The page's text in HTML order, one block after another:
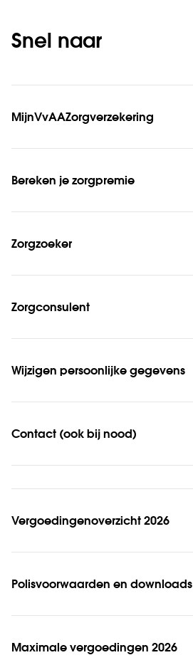
Snel naar
MijnVvAAZorgverzekering
Bereken je zorgpremie
Zorgzoeker
Zorgconsulent
Wijzigen persoonlijke gegevens
Contact (ook bij nood)
Vergoedingenoverzicht 2026
Polisvoorwaarden en downloads
Maximale vergoedingen 2026